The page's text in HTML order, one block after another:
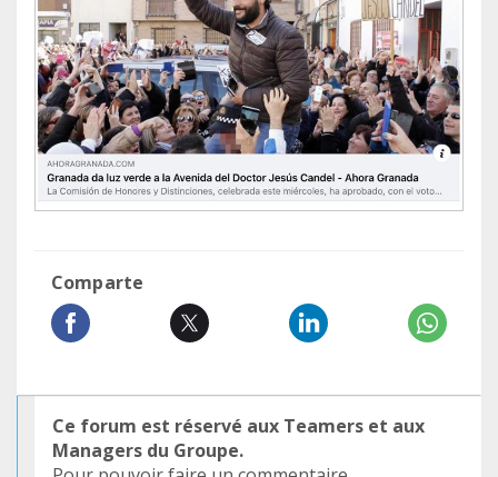
Comparte
Ce forum est réservé aux Teamers et aux
Managers du Groupe.